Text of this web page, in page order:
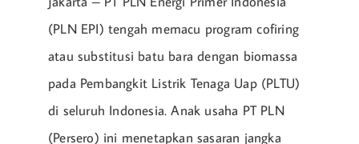
(PLN EPI) tengah memacu program cofiring
atau substitusi batu bara dengan biomassa
pada Pembangkit Listrik Tenaga Uap (PLTU)
di seluruh Indonesia. Anak usaha PT PLN
(Persero) ini menetapkan sasaran jangka